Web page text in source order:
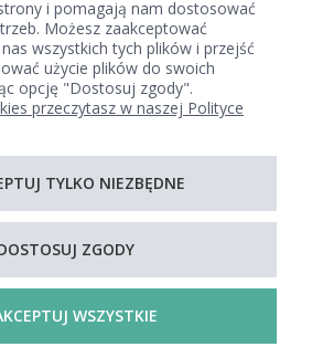
POMOC
MOJE KONTO
I DOSTAWA
INFORMACJE
O NAS
i pomagają nam dostosować
Możesz zaakceptować
wszystkich tych plików i przejść
użycie plików do swoich
opcję "Dostosuj zgody".
przeczytasz w naszej Polityce
TYLKO NIEZBĘDNE
ZGODY
WSZYSTKIE